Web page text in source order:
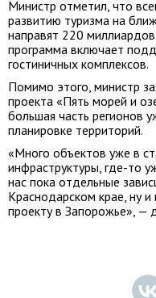
Министр отметил, что
развитию туризма на
направят 220
программа включает
гостиничных комплексов.
Помимо этого, министр
проекта «Пять морей и
большая часть регионов
планировке территорий.
«Много объектов уже в
инфраструктуры, где-то
нас пока отдельные
Краснодарском крае, ну
проекту в Запорожье», —